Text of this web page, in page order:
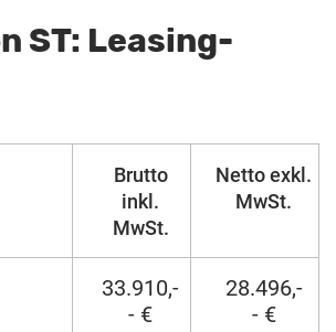
ST: Leasing-
Brutto
inkl.
MwSt.
Netto exkl.
MwSt.
33.910,-
- €
28.496,-
- €